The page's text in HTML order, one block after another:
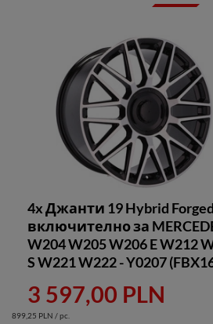
4x Джанти 19 Hybrid Forged
включително за
W204 W205 W206 E W212
S W221 W222 - Y0207
3 597,00 PLN
899,25 PLN / pc.